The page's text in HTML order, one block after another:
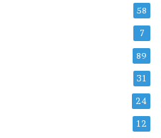
58
7
89
31
24
12